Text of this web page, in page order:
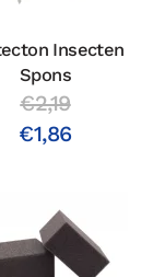
Insecten
Spons
€2,19
€1,86